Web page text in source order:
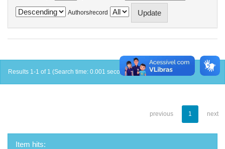
Authors/record
Results 1-1 of 1 (Search time: 0.001 seconds).
previous 1 next
Item hits: